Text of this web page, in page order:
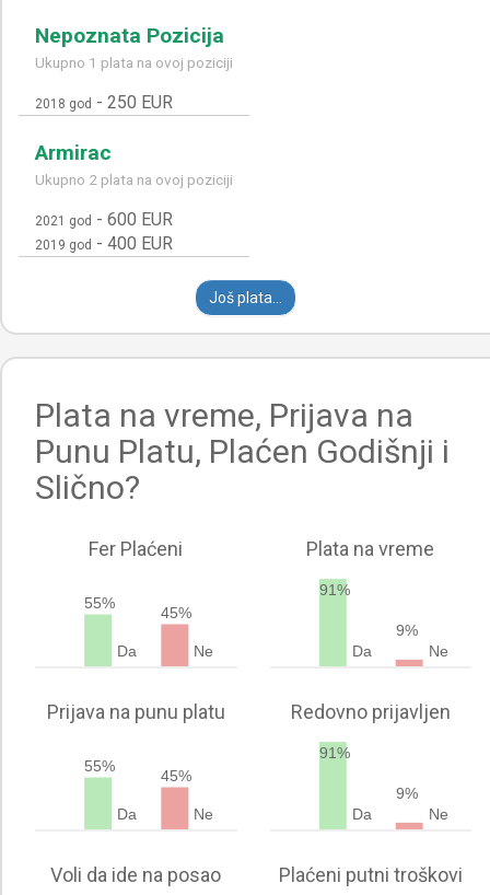
Nepoznata Pozicija
Ukupno 1 plata na ovoj poziciji
2018 god - 250 EUR
Armirac
Ukupno 2 plata na ovoj poziciji
2021 god - 600 EUR
2019 god - 400 EUR
Još plata...
Plata na vreme, Prijava na
Punu Platu, Plaćen Godišnji i
Slično?
Fer Plaćeni
55%
Da
45%
Ne
Plata na vreme
91%
Da
9%
Ne
Prijava na punu platu
55%
Da
45%
Ne
Redovno prijavljen
91%
Da
9%
Ne
Voli da ide na posao Plaćeni putni troškovi